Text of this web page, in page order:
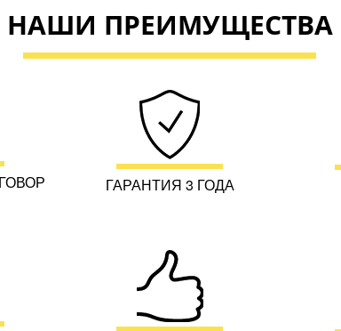
НАШИ ПРЕИМУЩЕСТВА
ГАРАНТИЯ 3 ГОДА